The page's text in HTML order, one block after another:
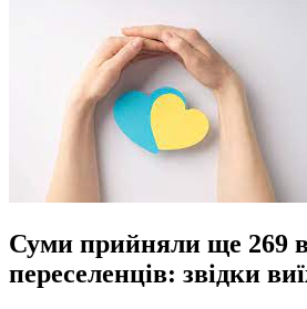
Суми прийняли ще 269
переселенців: звідки